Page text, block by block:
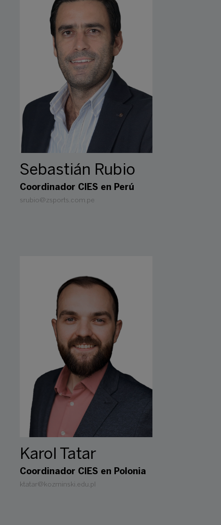
Sebastián Rubio
Coordinador CIES en Perú
srubio@zsports.com.pe
Karol Tatar
Coordinador CIES en Polonia
ktatar@kozminski.edu.pl